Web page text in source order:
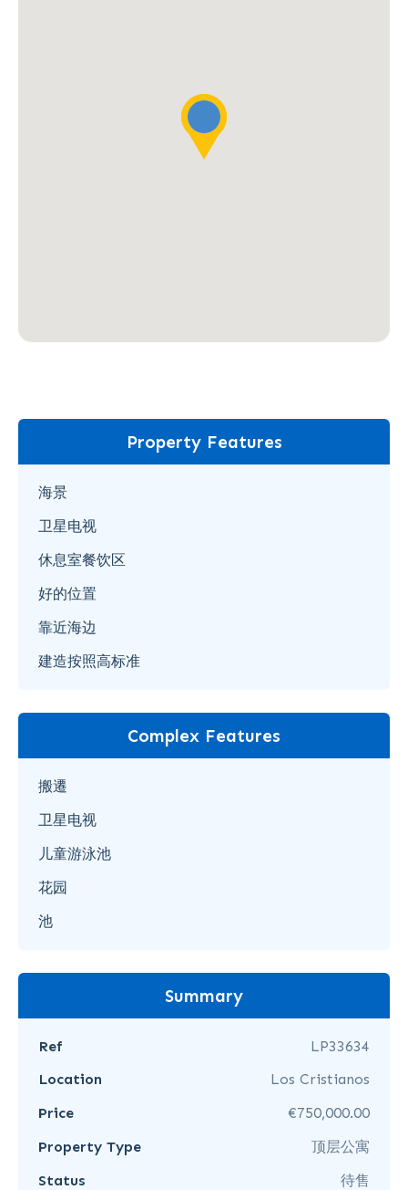
Property Features
海景
卫星电视
休息室餐饮区
好的位置
靠近海边
建造按照高标准
Complex Features
搬遷
卫星电视
儿童游泳池
花园
池
Summary
Ref
LP33634
Location
Los Cristianos
Price
€750,000.00
Property Type
顶层公寓
Status
待售